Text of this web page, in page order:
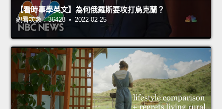
【看時事學英文】為何俄羅斯要攻打烏克蘭？
觀看次數：36428 • 2022-02-25